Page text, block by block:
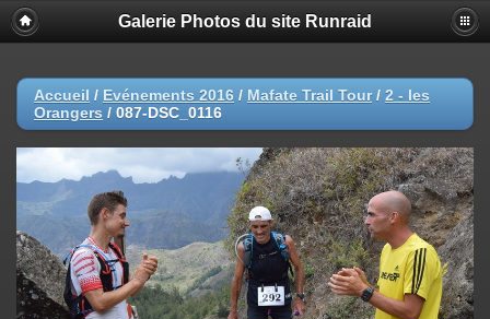
Galerie Photos du site Runraid
Accueil / Evénements 2016 / Mafate Trail Tour/ 2 - les
Orangers / 087-DSC_0116